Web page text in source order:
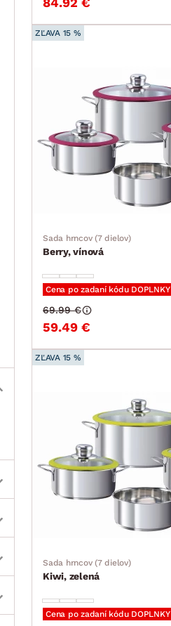
ZĽAVA 15 %
Sada hrncov (7 dielov)
Berry, vínová
Cena po zadaní kódu DOPLNKY
59.49 €
69.99 €
ZĽAVA 15 %
Sada hrncov (7 dielov)
Kiwi, zelená
Cena po zadaní kódu DOPLNKY